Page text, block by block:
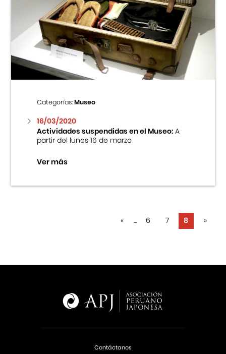
Categorías:Museo
16/03/2020
Actividades suspendidas en el Museo:A
partir del lunes 16 de marzo
Ver más
« ... 6 7 8 »
Contáctanos